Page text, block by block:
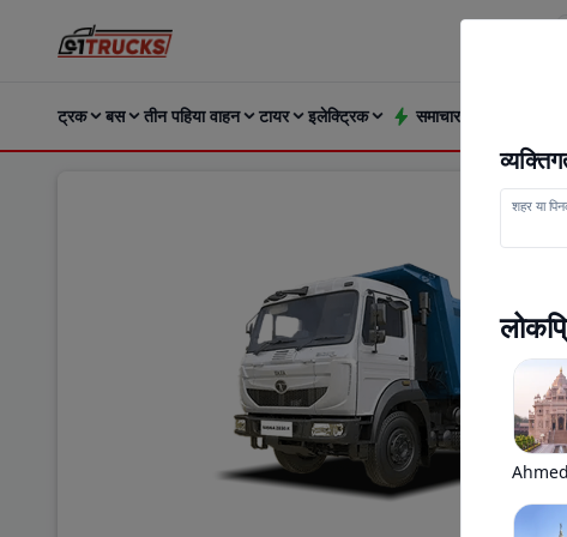
ट्रक बस तीन पहिया वाहन टायर इलेक्ट्रिक समाचार और अपडेट्स
शहर या